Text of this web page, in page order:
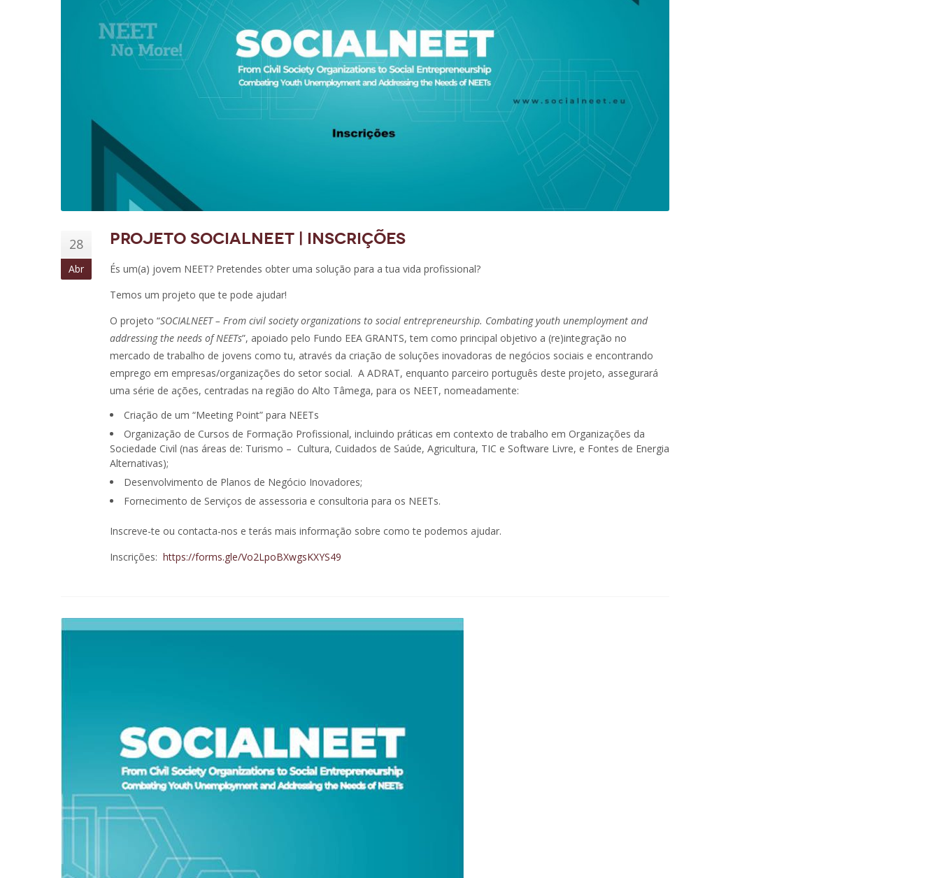
28
Abr
Projeto SOCIALNEET | Inscrições
És um(a) jovem NEET? Pretendes obter uma solução para a tua vida profissional?
Temos um projeto que te pode ajudar!
O projeto “SOCIALNEET – From civil society organizations to social entrepreneurship. Combating youth unemployment and
addressing the needs of NEETs”, apoiado pelo Fundo EEA GRANTS, tem como principal objetivo a (re)integração no
mercado de trabalho de jovens como tu, através da criação de soluções inovadoras de negócios sociais e encontrando
emprego em empresas/organizações do setor social. A ADRAT, enquanto parceiro português deste projeto, assegurará
uma série de ações, centradas na região do Alto Tâmega, para os NEET, nomeadamente:
Criação de um “Meeting Point” para NEETs
Organização de Cursos de Formação Profissional, incluindo práticas em contexto de trabalho em Organizações da
Sociedade Civil (nas áreas de: Turismo – Cultura, Cuidados de Saúde, Agricultura, TIC e Software Livre, e Fontes de Energia
Alternativas);
Desenvolvimento de Planos de Negócio Inovadores;
Fornecimento de Serviços de assessoria e consultoria para os NEETs.
Inscreve-te ou contacta-nos e terás mais informação sobre como te podemos ajudar.
Inscrições: https://forms.gle/Vo2LpoBXwgsKXYS49